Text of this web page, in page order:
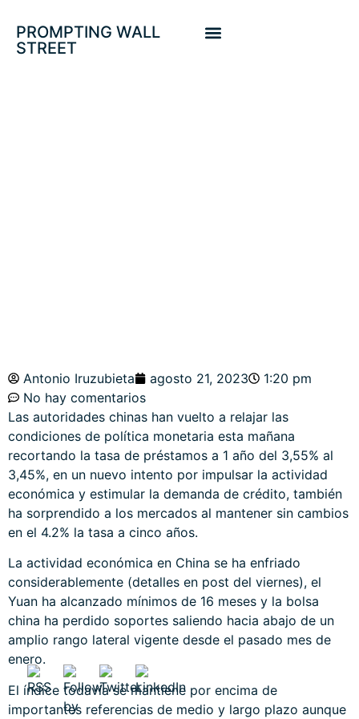
PROMPTING WALL
STREET
Antonio Iruzubieta agosto 21, 2023
1:20 pm
No hay comentarios
Las autoridades chinas han vuelto a relajar las
condiciones de política monetaria esta mañana
recortando la tasa de préstamos a 1 año del 3,55% al
3,45%, en un nuevo intento por impulsar la actividad
económica y estimular la demanda de crédito, también
ha sorprendido a los mercados al mantener sin cambios
en el 4.2% la tasa a cinco años.
La actividad económica en China se ha enfriado
considerablemente (detalles en post del viernes), el
Yuan ha alcanzado mínimos de 16 meses y la bolsa
china ha perdido soportes saliendo hacia abajo de un
amplio rango lateral vigente desde el pasado mes de
enero.
El índice todavía se mantiene por encima de
importantes referencias de medio y largo plazo aunque